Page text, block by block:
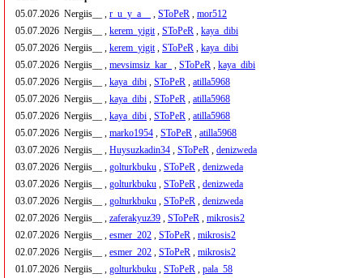
05.07.2026 Nergiis__ , r_u_y_a__ , SToPeR , mor512
05.07.2026 Nergiis__ , kerem_yigit, SToPeR , kaya_dibi
05.07.2026 Nergiis__ , kerem_yigit, SToPeR , kaya_dibi
05.07.2026 Nergiis__ , mevsimsiz_kar_ , SToPeR , kaya_dibi
05.07.2026 Nergiis__ , kaya_dibi , SToPeR , atilla5968
05.07.2026 Nergiis__ , kaya_dibi , SToPeR , atilla5968
05.07.2026 Nergiis__ , kaya_dibi , SToPeR , atilla5968
05.07.2026 Nergiis__ , marko1954 , SToPeR , atilla5968
03.07.2026 Nergiis__ , Huysuzkadin34 , SToPeR , denizweda
03.07.2026 Nergiis__ , golturkbuku , SToPeR , denizweda
03.07.2026 Nergiis__ , golturkbuku , SToPeR , denizweda
03.07.2026 Nergiis__ , golturkbuku , SToPeR , denizweda
02.07.2026 Nergiis__ , zaferakyuz39 , SToPeR , mikrosis2
02.07.2026 Nergiis__ , esmer_202 , SToPeR , mikrosis2
02.07.2026 Nergiis__ , esmer_202 , SToPeR , mikrosis2
01.07.2026 Nergiis__ , golturkbuku , SToPeR , pala_58